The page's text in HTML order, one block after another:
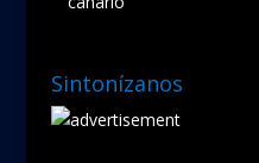
Sintonízanos